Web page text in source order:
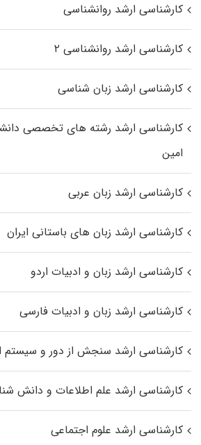
کارشناسی ارشد روانشناسی
کارشناسی ارشد روانشناسی ۲
کارشناسی ارشد زبان شناسی
کارشناسی ارشد رﺷﺘﻪ ﻫﺎی تخصصی
اﻣﻴﻦ
کارشناسی ارشد زبان عربی
کارشناسی ارشد زبان‌ های باستانی ایران
کارشناسی ارشد زبان و ادبیات اردو
کارشناسی ارشد زبان و ادبیات فارسی
کارشناسی ارشد سنجش از دور و سیستم
کارشناسی ارشد علم اطلاعات و دانش
کارشناسی ارشد علوم اجتماعی